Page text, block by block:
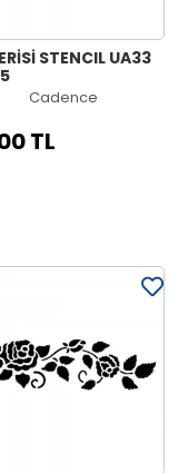
STENCIL UA33
Cadence
TL